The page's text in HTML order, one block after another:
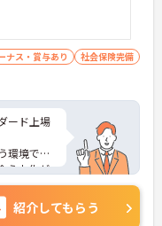
ナス・賞与あり
社会保険完備
ード上場
環境で
う文化が
、さら
くださ
紹介してもらう